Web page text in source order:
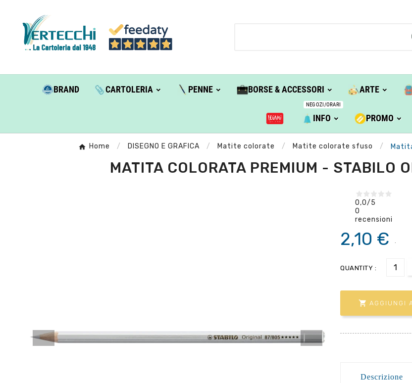
BRAND CARTOLERIA PENNE BORSE & ACCESSORI ARTE
INFO
NEGOZI/ORARI
PROMO
Home DISEGNO E GRAFICA Matite colorate Matite colorate sfuso
MATITA COLORATA PREMIUM - STABILO
0,0/5
0
recensioni
2,10 €
QUANTITY :
 AGGIUNGI
Descrizione